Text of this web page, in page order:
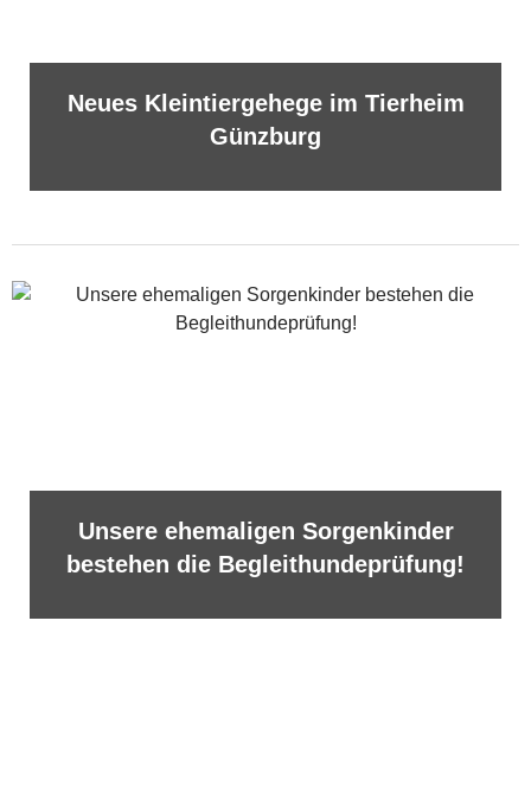
Neues Kleintiergehege im Tierheim
Günzburg
Unsere ehemaligen Sorgenkinder
bestehen die Begleithundeprüfung!